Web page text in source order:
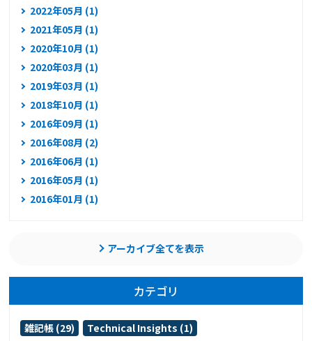
2022年05月 (1)
2021年05月 (1)
2020年10月 (1)
2020年03月 (1)
2019年03月 (1)
2018年10月 (1)
2016年09月 (1)
2016年08月 (2)
2016年06月 (1)
2016年05月 (1)
2016年01月 (1)
アーカイブ全てを表示
カテゴリ
雑記帳 (29) Technical Insights (1)